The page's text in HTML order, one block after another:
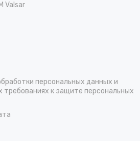
Valsar
персональных данных и
требованиях к защите персональных